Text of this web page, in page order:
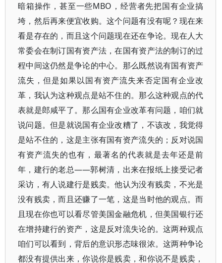
暗箱操作，甚至一些MBO，经营者先把国有企业搞
垮，然后再来便宜收购。这个问题有没有呢？现在来
看是存在的，而且这个问题现在还在争论。现在人大
常委会在制订国有资产法，在国有资产法的制订的过
程中间这仍然是争论的中心。那么既然说有国有资产
流失，但是如果以国有资产流失来否定国有企业改
革，我认为这种观点是站不住的。那么这种观点的代
表就是郎咸平了。那么国有企业改革有问题，咱们就
说问题。但是就说国有企业改糟了，不该改，我觉得
是站不住的，这是主张有国有资产流失的；反对说国
有资产流失的也有，最著名的代表就是去年还是前
年，建行的老总——郭树清，出来在报纸上接受记者
采访，有人说建行是贱卖。他认为没有贱卖，不光是
没有贱卖，而且还赚了一笔，这是当时他的观点。而
且现在你也可以看尽管美国金融危机，但美国银行还
在增持建行的资产，这是反对流失论的。这两种观点
咱们可以看到，背后的意识形态味很浓。这两种争论
都没有提供出来，你说你是贱卖，和你说不是贱卖，